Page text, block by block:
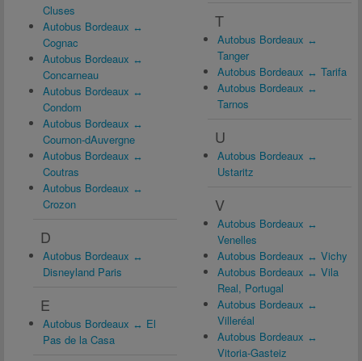
Cluses
Autobus Bordeaux ↔
Cognac
Autobus Bordeaux ↔
Concarneau
Autobus Bordeaux ↔
Condom
Autobus Bordeaux ↔
Cournon-dAuvergne
Autobus Bordeaux ↔
Coutras
Autobus Bordeaux ↔
Crozon
D
Autobus Bordeaux ↔
Disneyland Paris
E
Autobus Bordeaux ↔ El
Pas de la Casa
T
Autobus Bordeaux ↔
Tanger
Autobus Bordeaux ↔ Tarifa
Autobus Bordeaux ↔
Tarnos
U
Autobus Bordeaux ↔
Ustaritz
V
Autobus Bordeaux ↔
Venelles
Autobus Bordeaux ↔ Vichy
Autobus Bordeaux ↔ Vila
Real, Portugal
Autobus Bordeaux ↔
Villeréal
Autobus Bordeaux ↔
Vitoria-Gasteiz